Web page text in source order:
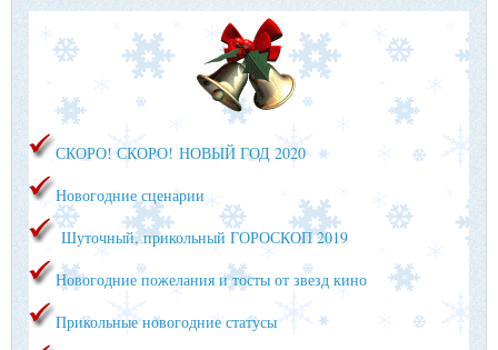
СКОРО! СКОРО! НОВЫЙ ГОД 2020
Новогодние сценарии
Шуточный, прикольный ГОРОСКОП 2019
Новогодние пожелания и тосты от звезд кино
Прикольные новогодние статусы